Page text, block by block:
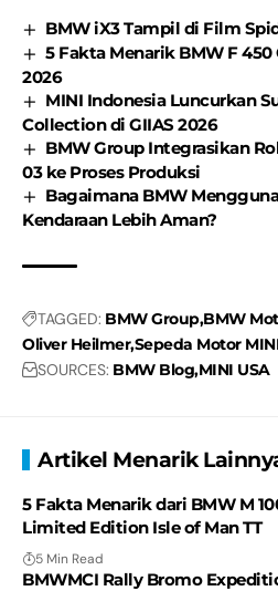
BMW iX3 Tampil di Film
5 Fakta Menarik BMW F 450
2026
MINI Indonesia Luncurkan
Collection di GIIAS 2026
BMW Group Integrasikan
03 ke Proses Produksi
Bagaimana BMW
Kendaraan Lebih Aman?
TAGGED: BMW GroupBMW
Oliver HeilmerSepeda Motor
SOURCES: BMW BlogMINI USA
Artikel Menarik
5 Fakta Menarik dari BMW M
Limited Edition Isle of Man TT
5 Min Read
BMWMCI Rally Bromo